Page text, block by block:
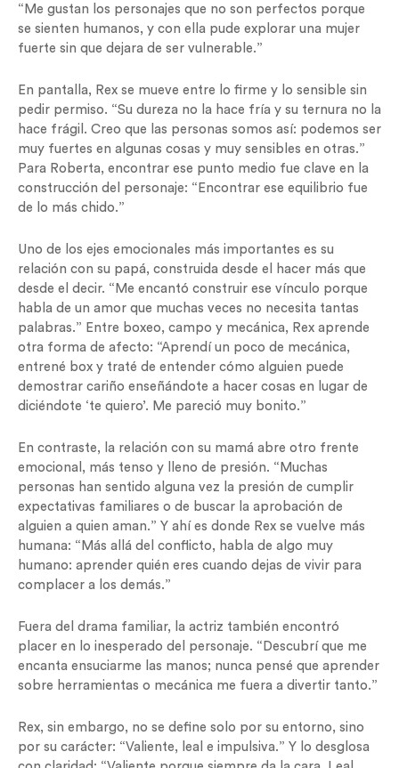
“Me gustan los personajes que no son perfectos porque
se sienten humanos, y con ella pude explorar una mujer
fuerte sin que dejara de ser vulnerable.”
En pantalla, Rex se mueve entre lo firme y lo sensible sin
pedir permiso. “Su dureza no la hace fría y su ternura no la
hace frágil. Creo que las personas somos así: podemos ser
muy fuertes en algunas cosas y muy sensibles en otras.”
Para Roberta, encontrar ese punto medio fue clave en la
construcción del personaje: “Encontrar ese equilibrio fue
de lo más chido.”
Uno de los ejes emocionales más importantes es su
relación con su papá, construida desde el hacer más que
desde el decir. “Me encantó construir ese vínculo porque
habla de un amor que muchas veces no necesita tantas
palabras.” Entre boxeo, campo y mecánica, Rex aprende
otra forma de afecto: “Aprendí un poco de mecánica,
entrené box y traté de entender cómo alguien puede
demostrar cariño enseñándote a hacer cosas en lugar de
diciéndote ‘te quiero’. Me pareció muy bonito.”
En contraste, la relación con su mamá abre otro frente
emocional, más tenso y lleno de presión. “Muchas
personas han sentido alguna vez la presión de cumplir
expectativas familiares o de buscar la aprobación de
alguien a quien aman.” Y ahí es donde Rex se vuelve más
humana: “Más allá del conflicto, habla de algo muy
humano: aprender quién eres cuando dejas de vivir para
complacer a los demás.”
Fuera del drama familiar, la actriz también encontró
placer en lo inesperado del personaje. “Descubrí que me
encanta ensuciarme las manos; nunca pensé que aprender
sobre herramientas o mecánica me fuera a divertir tanto.”
Rex, sin embargo, no se define solo por su entorno, sino
por su carácter: “Valiente, leal e impulsiva.” Y lo desglosa